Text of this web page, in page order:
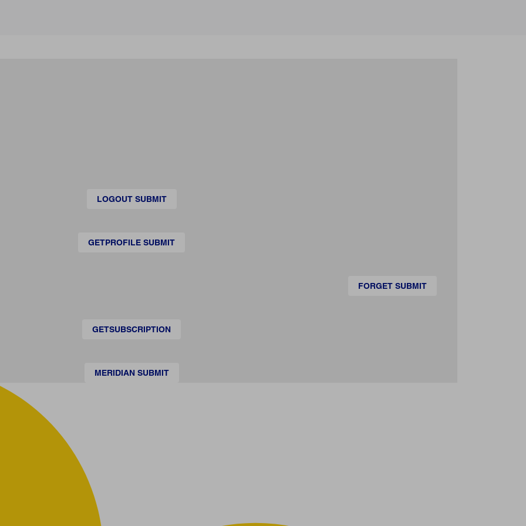
LOGOUT SUBMIT
GETPROFILE SUBMIT
FORGET SUBMIT
GETSUBSCRIPTION
MERIDIAN SUBMIT